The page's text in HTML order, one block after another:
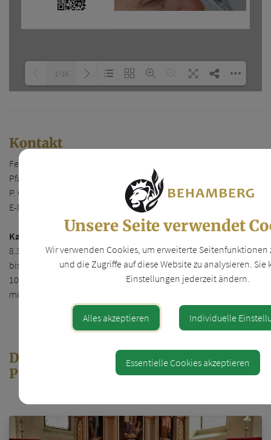
1/16
Kontakt
Festnetz Pfarrkanzlei: 07252 30008,
Pfarrsekretärin Daniela Neubauer: 0676 826635031
P. Georg Bakowski OFM: 0676/826633031
E-Mail-Adresse der Pfarre:
pv-stseverinanderenns@dsp.at
Kanzleistunden
8.30 bis 10.00 Uhr statt; in Vestenthal am Donnerstag von 8.30
bis 10.00 Uhr. In Haidershofen immer am Mittwoch von 08.30 bis
10.00 Uhr. Eine telefonische Terminvereinbarung ist bei Bedarf
möglich.
Der Pfarrgemeinderat und der
Pfarrkirchenrat der Pfarre Behamberg
Unsere Seite verwendet
Wir verwenden Cookies, um erweiterte Seitenfunktionen
und die Zugriffe auf diese Website zu analysieren. Sie
Einstellungen jederzeit ändern.
Alles akzeptieren Individuelle
Essentielle Cookies akzeptieren